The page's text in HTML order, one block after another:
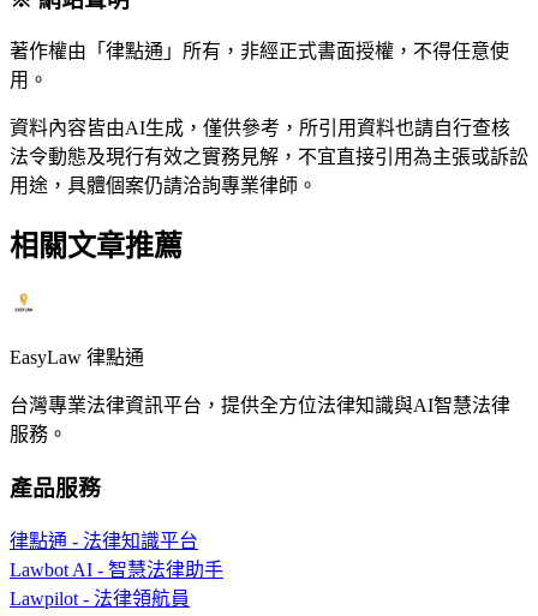
著作權由「律點通」所有，非經正式書面授權，不得任意使
用。
資料內容皆由AI生成，僅供參考，所引用資料也請自行查核
法令動態及現行有效之實務見解，不宜直接引用為主張或訴訟
用途，具體個案仍請洽詢專業律師。
相關文章推薦
EasyLaw 律點通
台灣專業法律資訊平台，提供全方位法律知識與AI智慧法律
服務。
產品服務
律點通 - 法律知識平台
Lawbot AI - 智慧法律助手
Lawpilot - 法律領航員